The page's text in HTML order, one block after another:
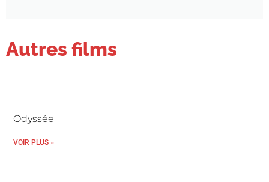
Autres films
Odyssée
VOIR PLUS »